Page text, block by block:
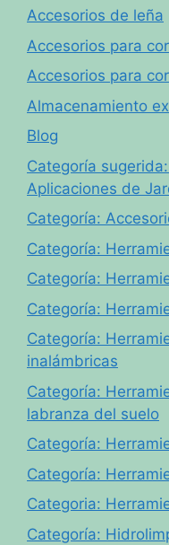
Accesorios de leña
Accesorios para
Accesorios para
Almacenamiento
Blog
Categoría
Aplicaciones de
Categoría:
Categoría:
Categoría:
Categoría:
Categoría:
inalámbricas
Categoría:
labranza del suelo
Categoría:
Categoría:
Categoria:
Categoría: